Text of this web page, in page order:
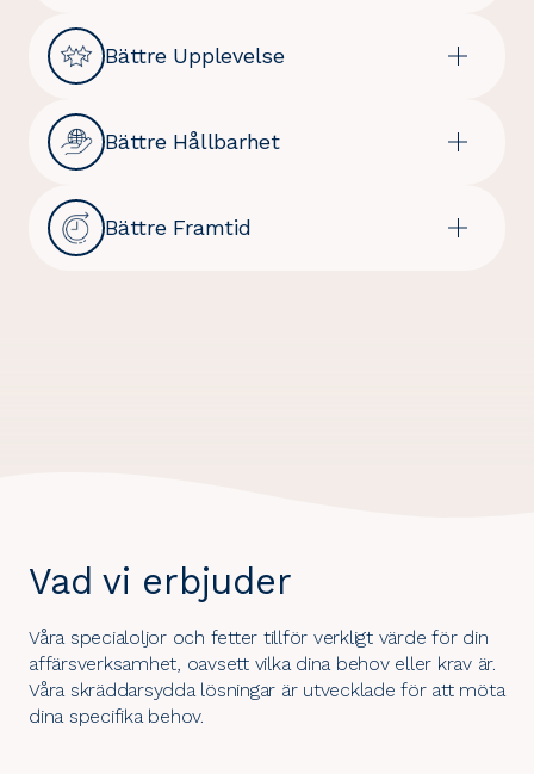
Bättre Upplevelse
Bättre Hållbarhet
Bättre Framtid
Vad vi erbjuder
Våra specialoljor och fetter tillför verkligt värde för din
affärsverksamhet, oavsett vilka dina behov eller krav är.
Våra skräddarsydda lösningar är utvecklade för att möta
dina specifika behov.